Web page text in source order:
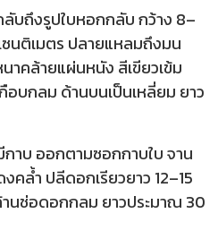
ลับถึงรูปใบหอกกลับ กว้าง 8–
ซนติเมตร ปลายแหลมถึงมน
าคล้ายแผ่นหนัง สีเขียวเข้ม
กือบกลม ด้านบนเป็นเหลี่ยม ยาว
าบ ออกตามซอกกาบใบ จาน
ล้ำ ปลีดอกเรียวยาว 12–15
นช่อดอกกลม ยาวประมาณ 30